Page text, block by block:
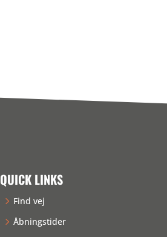
QUICK LINKS
Find vej
Åbningstider